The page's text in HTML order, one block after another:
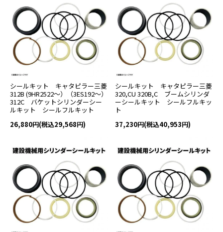
シールキット キャタピラー三菱
312B (9HR2522～）（3ES192～）
312C バケットシリンダーシー
ルキット シールフルキット
26,880円(税込29,568円)
シールキット キャタピラー三菱
320,CU 320B,C ブームシリンダ
ーシールキット シールフルキッ
ト
37,230円(税込40,953円)